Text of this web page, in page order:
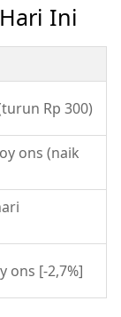
Ini
Rp 300)
ons (naik
ons [-2,7%]